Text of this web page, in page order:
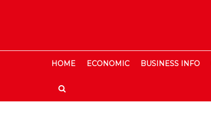
HOME ECONOMIC BUSINESS INFO